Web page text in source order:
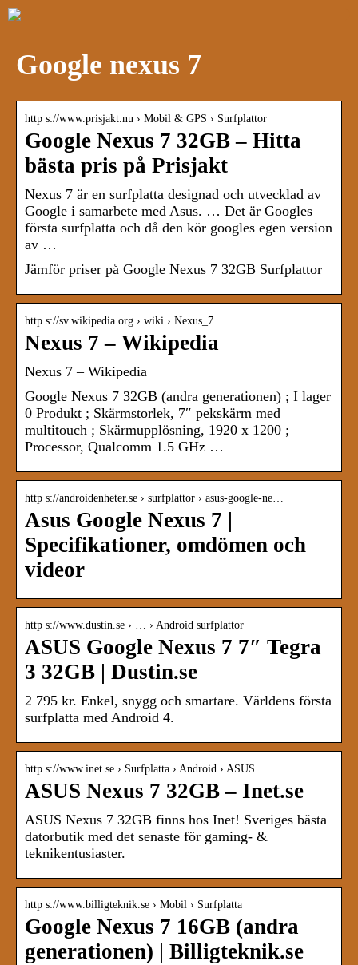
Google nexus 7
http s://www.prisjakt.nu › Mobil & GPS › Surfplattor
Google Nexus 7 32GB – Hitta
bästa pris på Prisjakt
Nexus 7 är en surfplatta designad och utvecklad av
Google i samarbete med Asus. … Det är Googles
första surfplatta och då den kör googles egen version
av …
Jämför priser på Google Nexus 7 32GB Surfplattor
http s://sv.wikipedia.org › wiki › Nexus_7
Nexus 7 – Wikipedia
Nexus 7 – Wikipedia
Google Nexus 7 32GB (andra generationen) ; I lager
0 Produkt ; Skärmstorlek, 7″ pekskärm med
multitouch ; Skärmupplösning, 1920 x 1200 ;
Processor, Qualcomm 1.5 GHz …
http s://androidenheter.se › surfplattor › asus-google-ne…
Asus Google Nexus 7 |
Specifikationer, omdömen och
videor
http s://www.dustin.se › … › Android surfplattor
ASUS Google Nexus 7 7″ Tegra
3 32GB | Dustin.se
2 795 kr. Enkel, snygg och smartare. Världens första
surfplatta med Android 4.
http s://www.inet.se › Surfplatta › Android › ASUS
ASUS Nexus 7 32GB – Inet.se
ASUS Nexus 7 32GB finns hos Inet! Sveriges bästa
datorbutik med det senaste för gaming- &
teknikentusiaster.
http s://www.billigteknik.se › Mobil › Surfplatta
Google Nexus 7 16GB (andra
generationen) | Billigteknik.se